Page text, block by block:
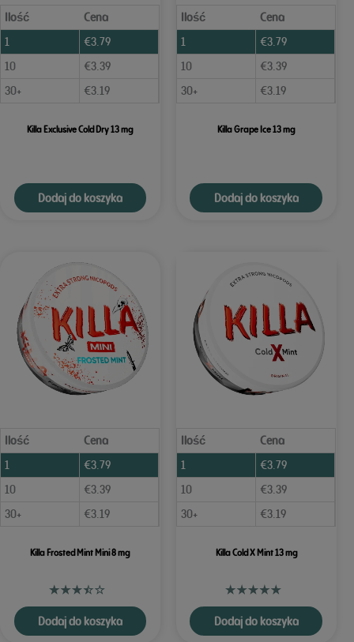
Ilość
Cena
1
€3.79
10
€3.39
30+
€3.19
Killa Exclusive Cold Dry 13 mg
Dodaj do koszyka
Ilość
Cena
1
€3.79
10
€3.39
30+
€3.19
Killa Grape Ice 13 mg
Dodaj do koszyka
Ilość
Cena
1
€3.79
10
€3.39
30+
€3.19
Killa Frosted Mint Mini 8 mg
Dodaj do koszyka
Ilość
Cena
1
€3.79
10
€3.39
30+
€3.19
Killa Cold X Mint 13 mg
Dodaj do koszyka